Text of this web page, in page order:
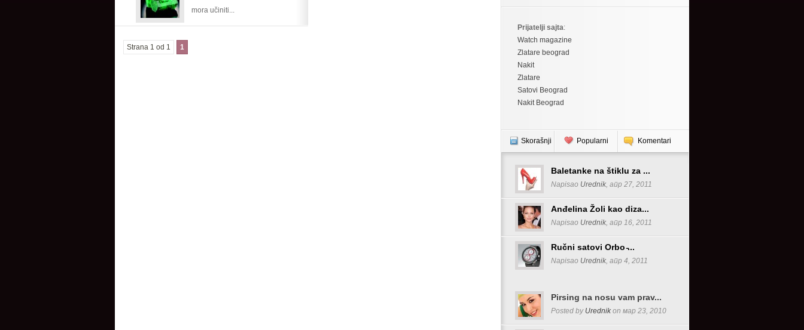
mora učiniti...
Strana 1 od 1 1
Prijatelji sajta:
Watch magazine
Zlatare beograd
Nakit
Zlatare
Satovi Beograd
Nakit Beograd
Skorašnji Popularni Komentari
Baletanke na štiklu za ...
Napisao Urednik, апр 27, 2011
Anđelina Žoli kao diza...
Napisao Urednik, апр 16, 2011
Ručni satovi Orbo ̵...
Napisao Urednik, апр 4, 2011
Pirsing na nosu vam prav...
Posted by Urednik on мар 23, 2010